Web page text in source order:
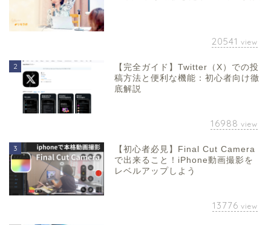
20541 view
2
【完全ガイド】Twitter（X）での投
稿方法と便利な機能：初心者向け徹
底解説
16988 view
3
【初心者必見】Final Cut Camera
で出来ること！iPhone動画撮影を
レベルアップしよう
13776 view